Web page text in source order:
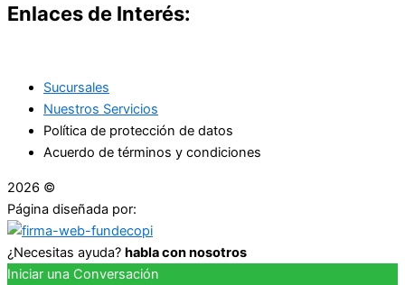
Enlaces de Interés:
Sucursales
Nuestros Servicios
Política de protección de datos
Acuerdo de términos y condiciones
2026 ©
Página diseñada por:
¿Necesitas ayuda? habla con nosotros
Iniciar una Conversación